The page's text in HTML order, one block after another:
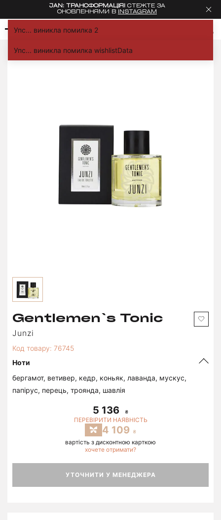
JAN: ТРАНСФОРМАЦІЯ! СТЕЖТЕ ЗА
ОНОВЛЕННЯМИ В
INSTAGRAM
Парфуми Junzi
Gentlemen`s Tonic
Junzi
Код товару: 76745
Ноти
бергамот, ветивер, кедр, коньяк, лаванда, мускус,
папірус, перець, троянда, шавлія
5 136
ПЕРЕВІРИТИ НАЯВНІСТЬ
4 109
вартість з дисконтною карткою
хочете отримати?
УТОЧНИТИ У МЕНЕДЖЕРА
Упс... виникла помилка 2
Упс... виникла помилка wishlistData